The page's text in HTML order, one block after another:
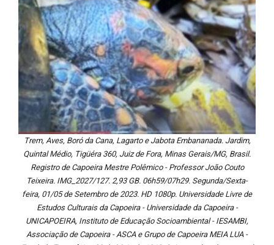
Trem, Aves, Boró da Cana, Lagarto e Jabota Embananada. Jardim,
Quintal Médio, Tigüéra 360, Juiz de Fora, Minas Gerais/MG, Brasil.
Registro de Capoeira Mestre Polêmico - Professor João Couto
Teixeira. IMG_2027/127. 2,93 GB. 06h59/07h29. Segunda/Sexta-
feira, 01/05 de Setembro de 2023. HD 1080p. Universidade Livre de
Estudos Culturais da Capoeira - Universidade da Capoeira -
UNICAPOEIRA, Instituto de Educação Socioambiental - IESAMBI,
Associação de Capoeira - ASCA e Grupo de Capoeira MEIA LUA -